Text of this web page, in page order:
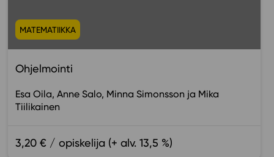
MATEMATIIKKA
Ohjelmointi
Esa Oila Anne Salo Minna Simonsson
Mika
Tiilikainen
3,20 € / opiskelija (+ alv. 13,5 %)